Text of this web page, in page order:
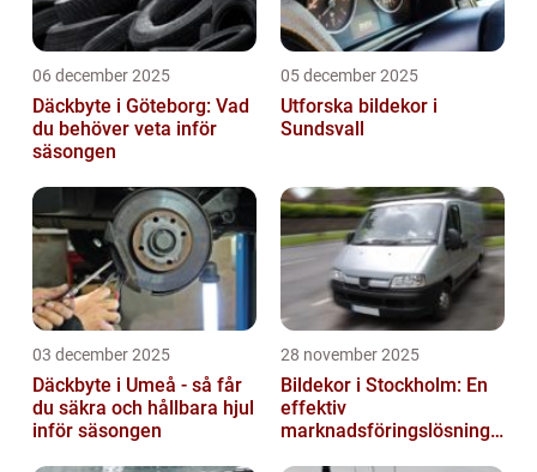
06 december 2025
Däckbyte i Göteborg: Vad
du behöver veta inför
säsongen
05 december 2025
Utforska bildekor i
Sundsvall
03 december 2025
Däckbyte i Umeå - så får
du säkra och hållbara hjul
inför säsongen
28 november 2025
Bildekor i Stockholm: En
effektiv
marknadsföringslösning